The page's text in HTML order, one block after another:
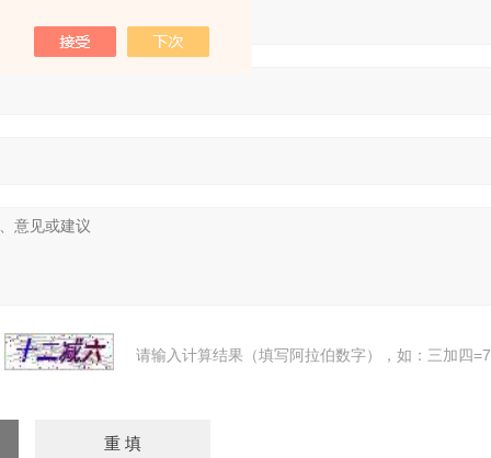
请输入计算结果（填写阿拉伯数字），如：三加四=7